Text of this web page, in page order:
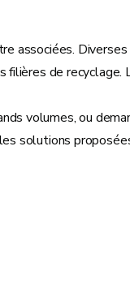
associées.
filières de recyclage.
volumes, ou
solutions